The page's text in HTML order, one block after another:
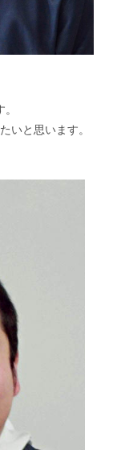
いと思います。